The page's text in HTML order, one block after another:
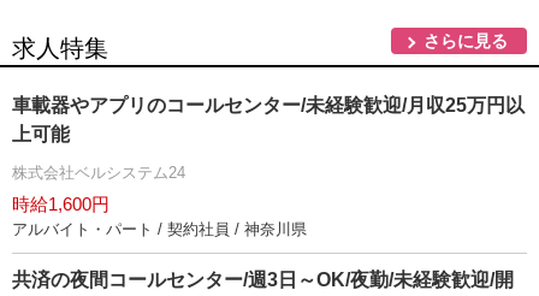
求人特集 さらに見る
車載器やアプリのコールセンター/未経験歓迎/月収25万円以
上可能
株式会社ベルシステム24
時給1,600円
アルバイト・パート / 契約社員 / 神奈川県
共済の夜間コールセンター/週3日～OK/夜勤/未経験歓迎/開